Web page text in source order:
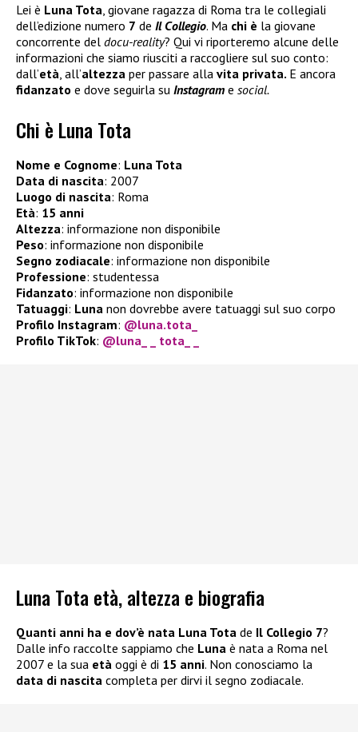
Lei è Luna Tota , giovane ragazza di Roma tra le collegiali
dell’edizione numero 7 de Il Collegio. Ma chi è la giovane
concorrente del docu-reality? Qui vi riporteremo alcune delle
informazioni che siamo riusciti a raccogliere sul suo conto:
dall’età , all’altezza per passare alla vita privata. E ancora
fidanzato e dove seguirla su Instagram e social.
Chi è Luna Tota
Nome e Cognome: Luna Tota
Data di nascita: 2007
Luogo di nascita: Roma
Età: 15 anni
Altezza: informazione non disponibile
Peso: informazione non disponibile
Segno zodiacale: informazione non disponibile
Professione: studentessa
Fidanzato: informazione non disponibile
Tatuaggi: Luna non dovrebbe avere tatuaggi sul suo corpo
Profilo Instagram: @luna.tota_
Profilo TikTok: @luna_ _ tota_ _
Luna Tota età, altezza e biografia
Quanti anni ha e dov’è nata Luna Tota de Il Collegio 7?
Dalle info raccolte sappiamo che Luna è nata a Roma nel
2007 e la sua età oggi è di 15 anni. Non conosciamo la
data di nascita completa per dirvi il segno zodiacale.